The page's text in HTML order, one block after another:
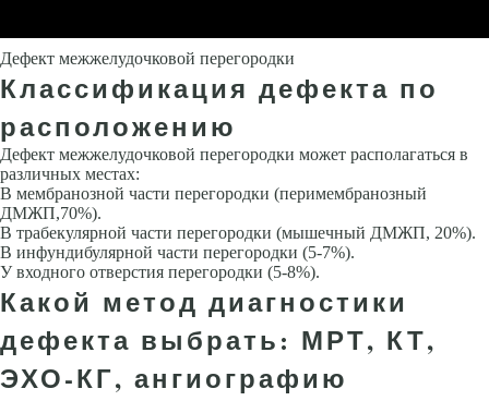
Дефект межжелудочковой перегородки
Классификация дефекта по
расположению
Дефект межжелудочковой перегородки может располагаться в
различных местах:
В мембранозной части перегородки (перимембранозный
ДМЖП,70%).
В трабекулярной части перегородки (мышечный ДМЖП, 20%).
В инфундибулярной части перегородки (5-7%).
У входного отверстия перегородки (5-8%).
Какой метод диагностики
дефекта выбрать: МРТ, КТ,
ЭХО-КГ, ангиографию